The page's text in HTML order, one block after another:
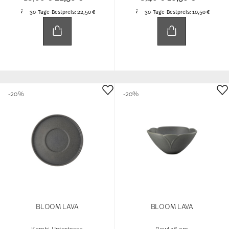
30-Tage-Bestpreis:22,50 € 30-Tage-Bestpreis:10,50 €
BLOOM LAVA
-20%
BLOOM LAVA
-20%